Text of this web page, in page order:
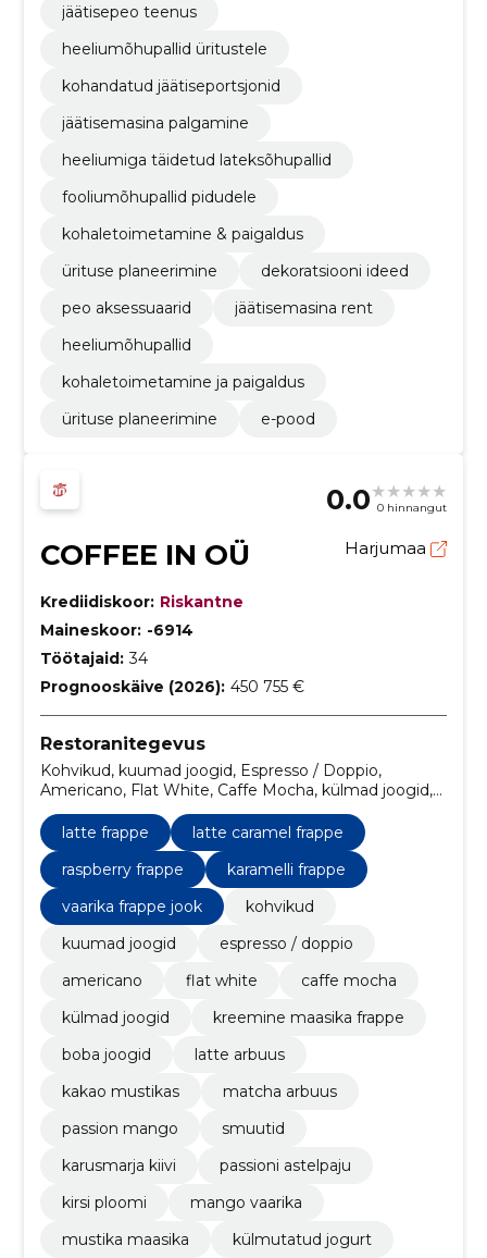
jäätisepeo teenus
heeliumõhupallid üritustele
kohandatud jäätiseportsjonid
jäätisemasina palgamine
heeliumiga täidetud lateksõhupallid
fooliumõhupallid pidudele
kohaletoimetamine & paigaldus
ürituse planeerimine
dekoratsiooni ideed
peo aksessuaarid
jäätisemasina rent
heeliumõhupallid
kohaletoimetamine ja paigaldus
ürituse planeerimine
e-pood
0.0 0 hinnangut
COFFEE IN OÜ Harjumaa
Krediidiskoor: Riskantne
Maineskoor: -6914
Töötajaid: 34
Prognooskäive (2026): 450 755 €
Restoranitegevus
Kohvikud, kuumad joogid, Espresso / Doppio,
Americano, Flat White, Caffe Mocha, külmad joogid,
Latte Frappe, Latte Caramel Frappe, Raspberry
Frappe
latte frappe
latte caramel frappe
raspberry frappe
karamelli frappe
vaarika frappe jook
kohvikud
kuumad joogid
espresso / doppio
americano
flat white
caffe mocha
külmad joogid
kreemine maasika frappe
boba joogid
latte arbuus
kakao mustikas
matcha arbuus
passion mango
smuutid
karusmarja kiivi
passioni astelpaju
kirsi ploomi
mango vaarika
mustika maasika
külmutatud jogurt